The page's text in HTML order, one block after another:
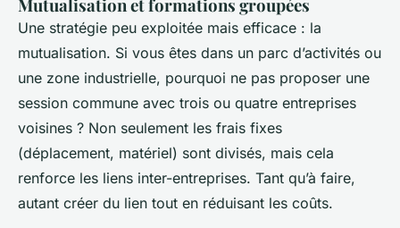
Mutualisation et formations groupées
Une stratégie peu exploitée mais efficace : la
mutualisation. Si vous êtes dans un parc d’activités ou
une zone industrielle, pourquoi ne pas proposer une
session commune avec trois ou quatre entreprises
voisines ? Non seulement les frais fixes
(déplacement, matériel) sont divisés, mais cela
renforce les liens inter-entreprises. Tant qu’à faire,
autant créer du lien tout en réduisant les coûts.